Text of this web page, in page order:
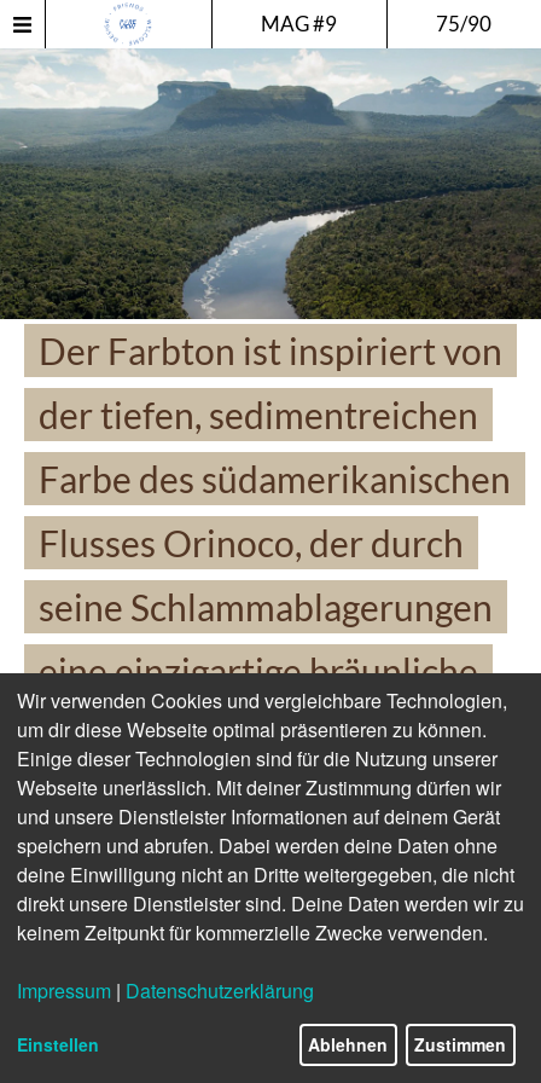
MAG #9 75/90
Der Farbton ist inspiriert von
der tiefen, sedimentreichen
Farbe des südamerikanischen
Flusses Orinoco, der durch
seine Schlammablagerungen
eine einzigartige bräunliche
Färbung annimmt.
Wir verwenden Cookies und vergleichbare Technologien,
um dir diese Webseite optimal präsentieren zu können.
Einige dieser Technologien sind für die Nutzung unserer
Webseite unerlässlich. Mit deiner Zustimmung dürfen wir
und unsere Dienstleister Informationen auf deinem Gerät
speichern und abrufen. Dabei werden deine Daten ohne
deine Einwilligung nicht an Dritte weitergegeben, die nicht
direkt unsere Dienstleister sind. Deine Daten werden wir zu
keinem Zeitpunkt für kommerzielle Zwecke verwenden.
Impressum | Datenschutzerklärung
Einstellen Ablehnen Zustimmen